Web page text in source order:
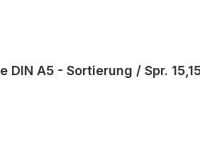
DIN A5 - Sortierung / Spr.